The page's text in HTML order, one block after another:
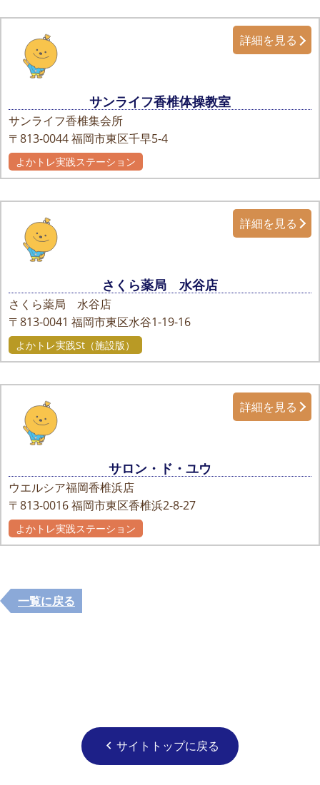
サンライフ香椎体操教室
サンライフ香椎集会所
〒813-0044福岡市東区千早5-4
詳細を見る
よかトレ実践ステーション
さくら薬局 水谷店
さくら薬局 水谷店
〒813-0041 福岡市東区水谷1-19-16
詳細を見る
よかトレ実践St（施設版）
サロン・ド・ユウ
ウエルシア福岡香椎浜店
〒813-0016福岡市東区香椎浜2-8-27
詳細を見る
よかトレ実践ステーション
一覧に戻る
chevron_left サイトトップに戻る